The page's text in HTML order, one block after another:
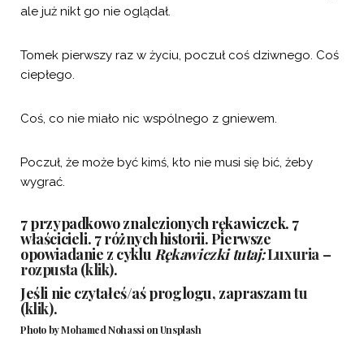
ale już nikt go nie oglądał.
Tomek pierwszy raz w życiu, poczuł coś dziwnego. Coś
ciepłego.
Coś, co nie miało nic wspólnego z gniewem.
Poczuł, że może być kimś, kto nie musi się bić, żeby
wygrać.
7 przypadkowo znalezionych rękawiczek. 7
właścicieli. 7 różnych historii. Pierwsze
opowiadanie z cykluRękawiczki tutaj:Luxuria –
rozpusta (klik).
Jeśli nie czytałeś/aś proglogu, zapraszamtu
(klik).
Photo byMohamed Nohassi onUnsplash